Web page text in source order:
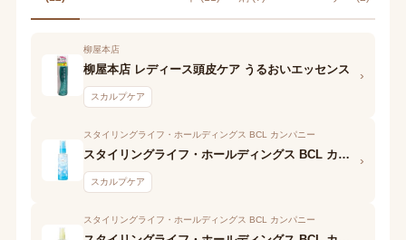
柳屋本店
柳屋本店 レディース頭皮ケア うるおいエッセンス
スカルプケア
›
スタイリングライフ・ホールディングス BCL カンパニー
スタイリングライフ・ホールディングス BCL カンパニー ベキュア ハニー ワンダーハニー 爽快クールクールミスト ブルーミングリラクシー
スカルプケア
›
スタイリングライフ・ホールディングス BCL カンパニー